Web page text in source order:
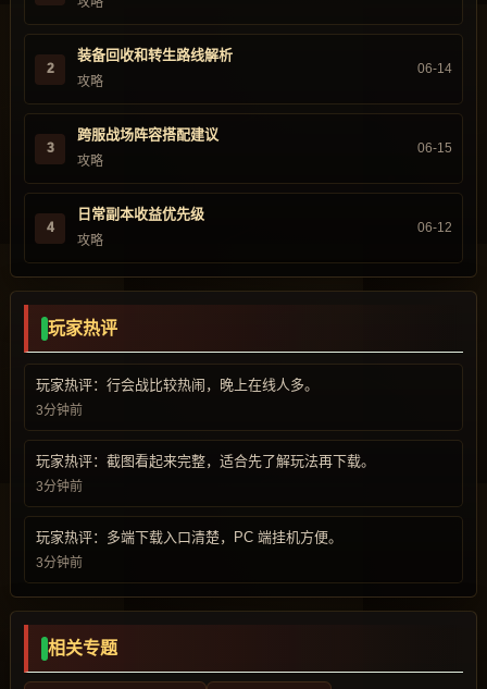
2
装备回收和转生路线解析
攻略
06-14
3
跨服战场阵容搭配建议
攻略
06-15
4
日常副本收益优先级
攻略
06-12
玩家热评
玩家热评：行会战比较热闹，晚上在线人多。
3分钟前
玩家热评：截图看起来完整，适合先了解玩法再下载。
3分钟前
玩家热评：多端下载入口清楚，PC 端挂机方便。
3分钟前
相关专题